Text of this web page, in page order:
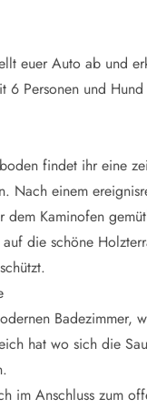
euer Auto ab und
6 Personen und Hund
findet ihr eine
Nach einem
dem Kaminofen
die schöne
hat wo sich die
im Anschluss zum